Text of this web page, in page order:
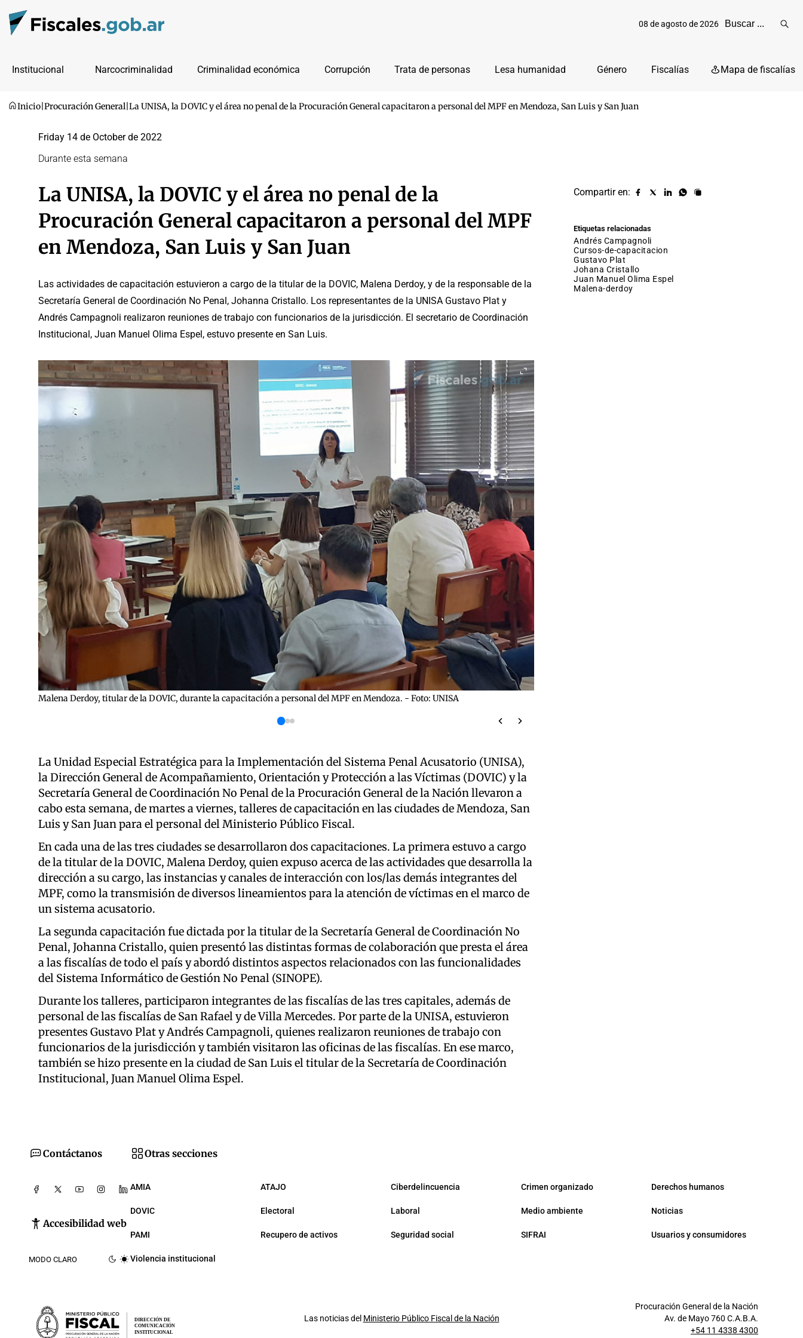
08 de agosto de 2026
Institucional Narcocriminalidad Criminalidad económica Corrupción Trata de personas Lesa humanidad Género Fiscalías Mapa de fiscalías
Inicio Procuración General La UNISA, la DOVIC y el área no penal de la Procuración General capacitaron a personal del MPF en Mendoza, San Luis y San Juan
Friday 14 de October de 2022
Durante esta semana
La UNISA, la DOVIC y el área no penal de la
Procuración General capacitaron a personal del MPF
en Mendoza, San Luis y San Juan
Las actividades de capacitación estuvieron a cargo de la titular de la DOVIC, Malena Derdoy, y de la responsable de la
Secretaría General de Coordinación No Penal, Johanna Cristallo. Los representantes de la UNISA Gustavo Plat y
Andrés Campagnoli realizaron reuniones de trabajo con funcionarios de la jurisdicción. El secretario de Coordinación
Institucional, Juan Manuel Olima Espel, estuvo presente en San Luis.
Malena Derdoy, titular de la DOVIC, durante la capacitación a personal del MPF en Mendoza. - Foto: UNISA
La Unidad Especial Estratégica para la Implementación del Sistema Penal Acusatorio (UNISA),
la Dirección General de Acompañamiento, Orientación y Protección a las Víctimas (DOVIC) y la
Secretaría General de Coordinación No Penal de la Procuración General de la Nación llevaron a
cabo esta semana, de martes a viernes, talleres de capacitación en las ciudades de Mendoza, San
Luis y San Juan para el personal del Ministerio Público Fiscal.
En cada una de las tres ciudades se desarrollaron dos capacitaciones. La primera estuvo a cargo
de la titular de la DOVIC, Malena Derdoy, quien expuso acerca de las actividades que desarrolla la
dirección a su cargo, las instancias y canales de interacción con los/las demás integrantes del
MPF, como la transmisión de diversos lineamientos para la atención de víctimas en el marco de
un sistema acusatorio.
La segunda capacitación fue dictada por la titular de la Secretaría General de Coordinación No
Penal, Johanna Cristallo, quien presentó las distintas formas de colaboración que presta el área
a las fiscalías de todo el país y abordó distintos aspectos relacionados con las funcionalidades
del Sistema Informático de Gestión No Penal (SINOPE).
Durante los talleres, participaron integrantes de las fiscalías de las tres capitales, además de
personal de las fiscalías de San Rafael y de Villa Mercedes. Por parte de la UNISA, estuvieron
presentes Gustavo Plat y Andrés Campagnoli, quienes realizaron reuniones de trabajo con
funcionarios de la jurisdicción y también visitaron las oficinas de las fiscalías. En ese marco,
también se hizo presente en la ciudad de San Luis el titular de la Secretaría de Coordinación
Institucional, Juan Manuel Olima Espel.
Compartir en:
Compartir
Compartir
Compartir
Compartir
Copiar
Etiquetas relacionadas
Andrés Campagnoli
cursos-de-capacitacion
Gustavo Plat
Johana Cristallo
Juan Manuel Olima Espel
malena-derdoy
Contáctanos
Accesibilidad web
MODO CLARO
Otras secciones
AMIA ATAJO Ciberdelincuencia Crimen organizado Derechos humanos
DOVIC Electoral Laboral Medio ambiente Noticias
PAMI Recupero de activos Seguridad social SIFRAI Usuarios y consumidores
Violencia institucional
DIRECCIÓN DE
COMUNICACIÓN
INSTITUCIONAL
Las noticias del Ministerio Público Fiscal de la Nación
Procuración General de la Nación
Av. de Mayo 760 C.A.B.A.
+54 11 4338 4300